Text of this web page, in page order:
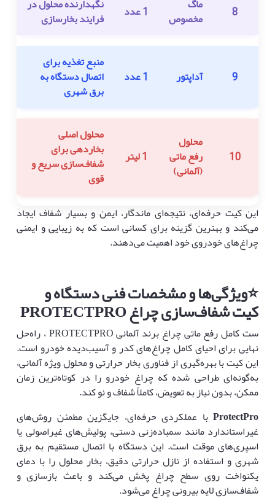
8 ماگ
مخصوص 1 عدد نگهدارنده محلول در
فرایند بخارسازی
9 آداپتور 1 عدد
منبع تغذیه برای
اتصال دستگاه به
برق شهری
10
محلول
رفع ماتی
(آلمانی)
1 لیتر
محلول اصلی
بخاردهی برای
شفاف‌سازی سریع و
قوی
این کیت حرفه‌ای، نتیجه‌ای ماندگار، ایمن و بسیار شفاف ایجاد
می‌کند و بهترین گزینه برای کسانی است که به زیبایی و ایمنی
چراغ‌های خودروی خود اهمیت می‌دهند.
⭐ویژگی‌ها و مشخصات فنی دستگاه و
کیت شفاف‌سازی چراغ
ست کامل رفع ماتی چراغ برند آلمانی PROTECTPRO ، راه‌حل
نهایی برای احیای کامل چراغ‌های کدر و آسیب‌دیده خودرو است.
این کیت با بهره‌گیری از فناوری بخار حرارتی و محلول ویژه آلمانی،
به‌گونه‌ای طراحی شده که چراغ خودرو را در کوتاه‌ترین زمان
ممکن، بدون نیاز به تعویض، کاملاً شفاف و نو کند.
ProtectPro با عملکردی حرفه‌ای، جایگزین مطمئن روش‌های
غیراستاندارد مانند سمباده‌زنی دستی، پولیش‌های غیراصولی یا
اسپری‌های موقت است. این دستگاه با اتصال مستقیم به برق
شهری و استفاده از نازل حرارتی دقیق، بخار محلول را با دمای
یکنواخت روی سطح چراغ پخش می‌کند و باعث بازسازی و
شفاف‌سازی لایه بیرونی چراغ می‌شود.